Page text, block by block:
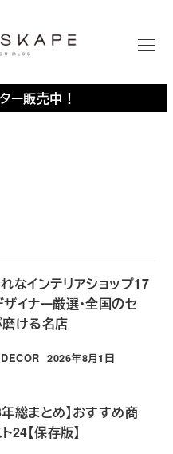
ー販売中！
なインテリアショップ17
イナー厳選・全国のセ
磨ける名店
投稿日
2026年8月1日
年総まとめ】おすすめ商
24【保存版】